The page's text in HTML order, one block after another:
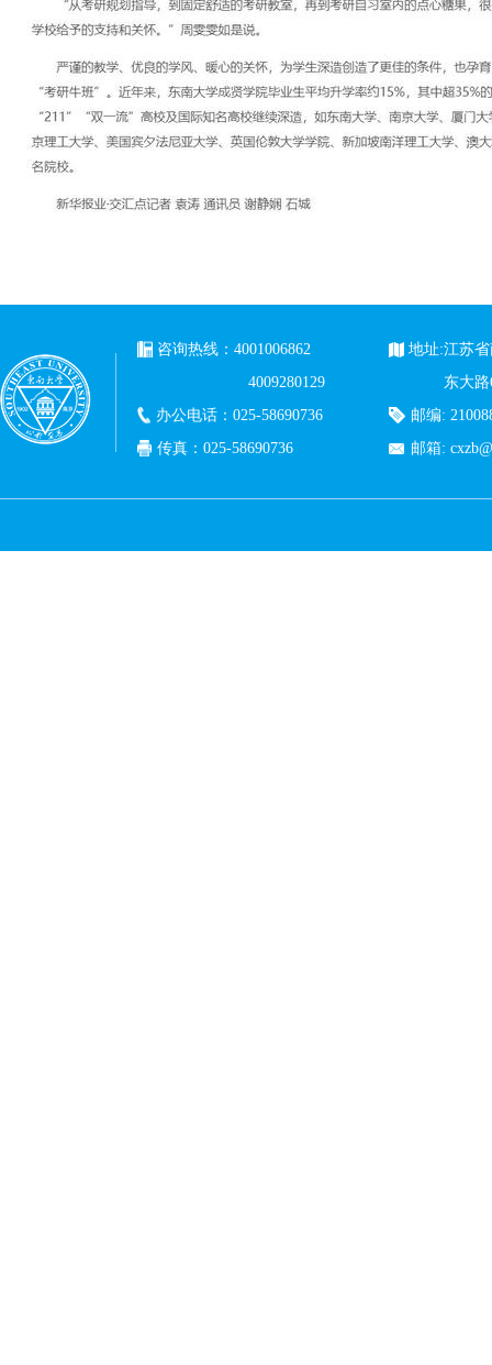
咨询热线：4001006862
4009280129
办公电话：025-58690736
传真：025-58690736
地址:江苏
东大
邮编:
邮箱: